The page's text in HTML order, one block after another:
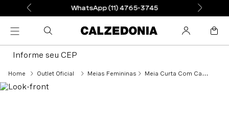
WhatsApp (11) 4765-3745
Informe seu CEP
Outlet Oficial Meias Femininas Meia Curta Com Cashmere Com Efeito Desbotado - Preto